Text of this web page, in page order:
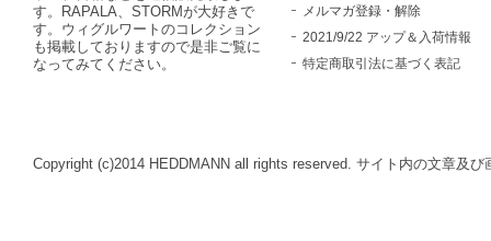
す。RAPALA、STORMが大好きで
す。ウィグルワートのコレクション
も掲載しておりますので是非ご覧に
なってみてください。
メルマガ登録・解除
2021/9/22 アップ＆入荷情報
特定商取引法に基づく表記
Copyright (c)2014 HEDDMANN all rights reserved. サイト内の文章及